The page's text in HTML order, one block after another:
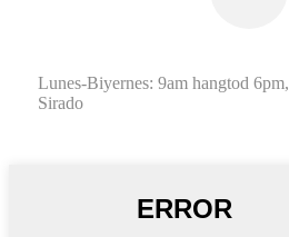
Lunes-Biyernes: 9am hangtod 6pm,
Sirado